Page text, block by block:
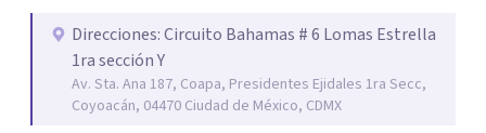
parejas que desean superar la ansiedad, la depresión, el
estrés, los duelos, fortalecer su autoestima, establecer
límites saludables, mejorar sus relaciones y afrontar los
desafíos de la vida con mayor seguridad y equilibrio. Será
Direcciones: Circuito Bahamas # 6 Lomas Estrella
1ra sección Y
Av. Sta. Ana 187, Coapa, Presidentes Ejidales 1ra Secc,
Coyoacán, 04470 Ciudad de México, CDMX